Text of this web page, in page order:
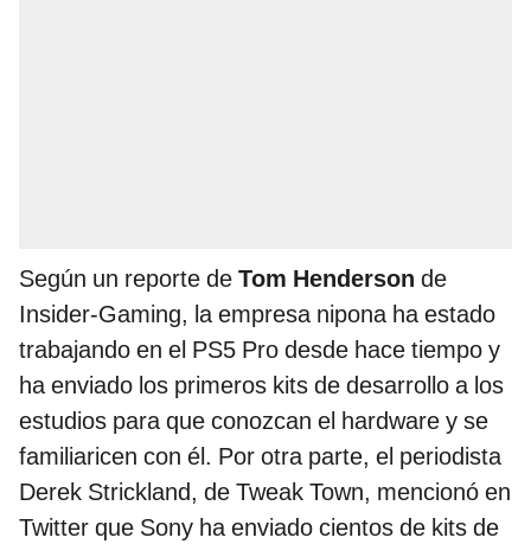
Según un reporte de Tom Henderson de
Insider-Gaming, la empresa nipona ha estado
trabajando en el PS5 Pro desde hace tiempo y
ha enviado los primeros kits de desarrollo a los
estudios para que conozcan el hardware y se
familiaricen con él. Por otra parte, el periodista
Derek Strickland, de Tweak Town, mencionó en
Twitter que Sony ha enviado cientos de kits de